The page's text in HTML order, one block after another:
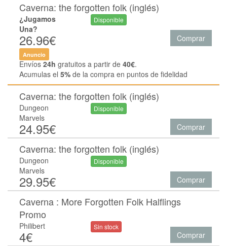
Caverna: the forgotten folk (inglés)
¿Jugamos
Una?
26.96€
Disponible
Comprar
Anuncio
Envíos 24h gratuitos a partir de 40€.
Acumulas el 5% de la compra en puntos de fidelidad
Caverna: the forgotten folk (inglés)
Dungeon
Marvels
24.95€
Disponible
Comprar
Caverna: the forgotten folk (inglés)
Dungeon
Marvels
29.95€
Disponible
Comprar
Caverna : More Forgotten Folk Halflings
Promo
Philibert
4€
Sin stock
Comprar